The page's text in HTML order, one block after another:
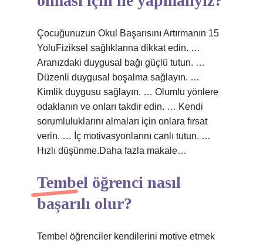
Çocuğunuzun Okul Başarısını Artırmanın 15
YoluFiziksel sağlıklarına dikkat edin. …
Aranızdaki duygusal bağı güçlü tutun. …
Düzenli duygusal boşalma sağlayın. …
Kimlik duygusu sağlayın. … Olumlu yönlere
odaklanın ve onları takdir edin. … Kendi
sorumluluklarını almaları için onlara fırsat
verin. … İç motivasyonlarını canlı tutun. …
Hızlı düşünme.Daha fazla makale…
Tembel öğrenci nasıl
başarılı olur?
Tembel öğrenciler kendilerini motive etmek